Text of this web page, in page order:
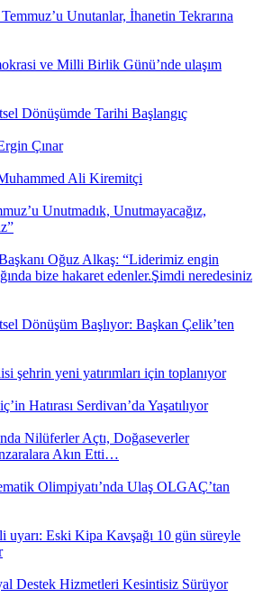
Unutanlar, İhanetin Tekrarına
ve Milli Birlik Günü’nde ulaşım
Dönüşümde Tarihi Başlangıç
Çınar
Ali Kiremitçi
Unutmadık, Unutmayacağız,
Oğuz Alkaş: “Liderimiz engin
bize hakaret edenler.Şimdi neredesiniz
Dönüşüm Başlıyor: Başkan Çelik’ten
şehrin yeni yatırımları için toplanıyor
Hatırası Serdivan’da Yaşatılıyor
Nilüferler Açtı, Doğaseverler
Akın Etti…
Olimpiyatı’nda Ulaş OLGAÇ’tan
uyarı: Eski Kipa Kavşağı 10 gün süreyle
Destek Hizmetleri Kesintisiz Sürüyor